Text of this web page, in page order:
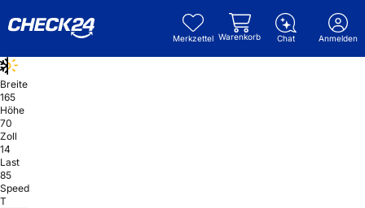
Merkzettel Warenkorb Chat Anmelden
Breite
165
Höhe
70
Zoll
14
Last
85
Speed
T